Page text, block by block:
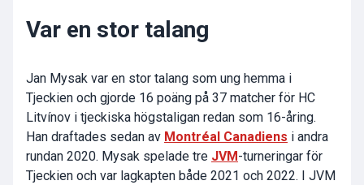
Var en stor talang
Jan Mysak var en stor talang som ung hemma i
Tjeckien och gjorde 16 poäng på 37 matcher för HC
Litvínov i tjeckiska högstaligan redan som 16-åring.
Han draftades sedan av Montréal Canadiens i andra
rundan 2020. Mysak spelade tre JVM -turneringar för
Tjeckien och var lagkapten både 2021 och 2022. I JVM